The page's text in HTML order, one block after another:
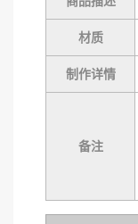
材质
制作详情
备注